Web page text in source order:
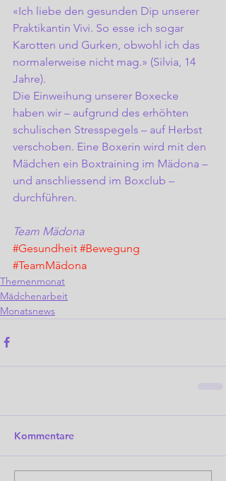
«Ich liebe den gesunden Dip unserer
Praktikantin Vivi. So esse ich sogar
Karotten und Gurken, obwohl ich das
normalerweise nicht mag.» (Silvia, 14
Jahre).
Die Einweihung unserer Boxecke
haben wir – aufgrund des erhöhten
schulischen Stresspegels – auf Herbst
verschoben. Eine Boxerin wird mit den
Mädchen ein Boxtraining im Mädona –
und anschliessend im Boxclub –
durchführen.
Team Mädona
#Gesundheit #Bewegung
#TeamMädona
Themenmonat
Mädchenarbeit
Monatsnews
Kommentare